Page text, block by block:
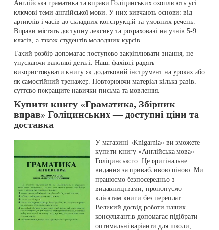
Англійська граматика та вправи Голіцинських охоплюють усі
ключові теми англійської мови. У них вивчають основи: від
артиклів і часів до складних конструкцій та умовних речень.
Вправи містять доступну лексику та розраховані на учнів 5-9
класів, а також студентів молодших курсів.
Такий розбір допомагає поступово закріплювати знання, не
упускаючи важливі деталі. Наші фахівці радять
використовувати книгу як додатковий інструмент на уроках або
як самостійний тренажер. Повторюючи матеріал кілька разів,
суттєво покращите навички письма та мовлення.
Купити книгу «Граматика, Збірник
вправ» Голіцинських — доступні ціни та
доставка
У магазині «Knigarnia» ви зможете
купити книгу «Англійська мова»
Голіцинського. Це оригінальне
видання за привабливою ціною. Ми
працюємо безпосередньо з
видавництвами, пропонуємо
клієнтам книги без переплат.
Великий досвід роботи наших
консультантів допомагає підібрати
оптимальні варіанти для школи,